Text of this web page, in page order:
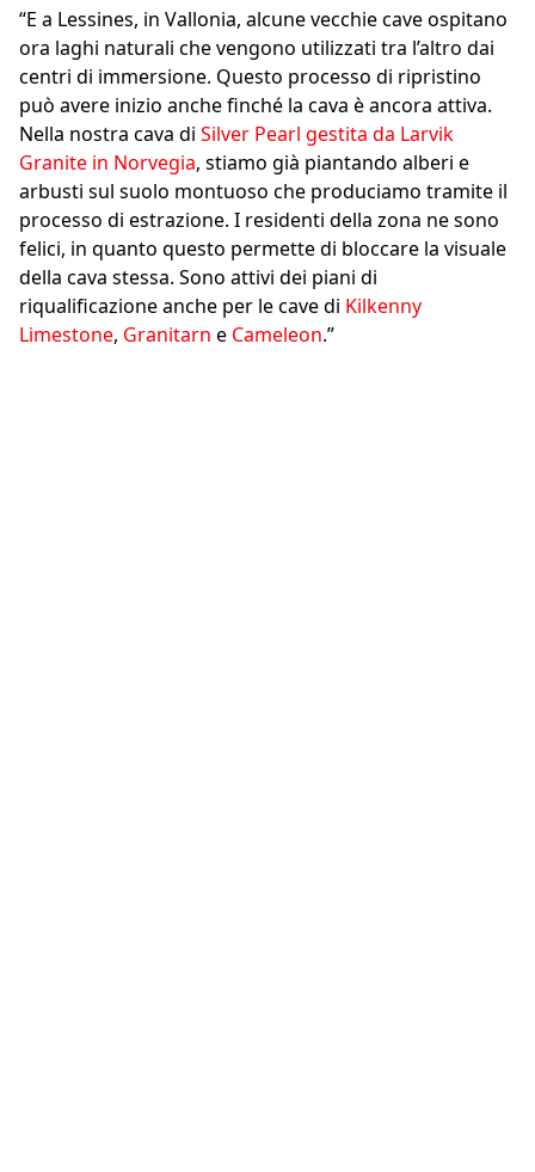
di parchi naturali.
Gilles Van Overberghe, CEO di Brachot
“E a Lessines, in Vallonia, alcune vecchie cave ospitano
ora laghi naturali che vengono utilizzati tra l’altro dai
centri di immersione. Questo processo di ripristino
può avere inizio anche finché la cava è ancora attiva.
Nella nostra cava di Silver Pearl gestita da Larvik
Granite in Norvegia, stiamo già piantando alberi e
arbusti sul suolo montuoso che produciamo tramite il
processo di estrazione. I residenti della zona ne sono
felici, in quanto questo permette di bloccare la visuale
della cava stessa. Sono attivi dei piani di
riqualificazione anche per le cave di Kilkenny
Limestone, Granitarn e Cameleon.”